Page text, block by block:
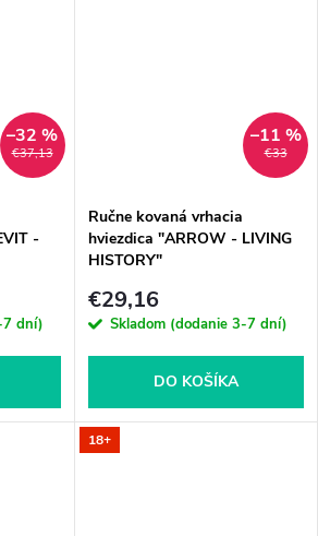
€37,13
–32 %
-
7 dní)
€33
–11 %
Ručne kovaná vrhacia
hviezdica "ARROW - LIVING
HISTORY"
€29,16
Skladom (dodanie 3-7 dní)
DO KOŠÍKA
18+